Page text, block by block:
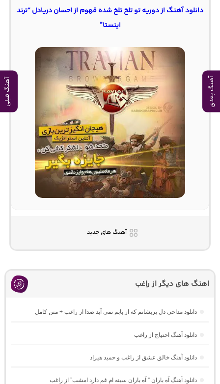
آهنگ بعدی آهنگ قبلی
دانلود آهنگ از دوریه تو تلخ تلخ شده قهوم از احسان دریادل “ترند
اینستا”
آهنگ های جدید
اهنگ های دیگر از راغب
دانلود مداحی دل پریشانم که از بابم نمی آید صدا از راغب + متن کامل
دانلود آهنگ احتیاج از راغب
دانلود آهنگ خالق عشق از راغب و حمید هیراد
دانلود آهنگ آه باران ” آه باران سینه ام غم دارد امشب” از راغب